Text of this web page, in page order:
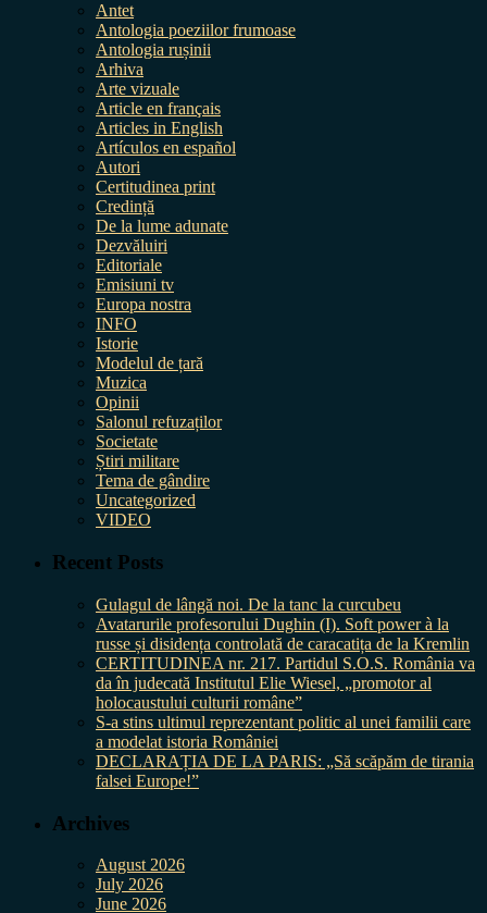
Antet
Antologia poeziilor frumoase
Antologia rușinii
Arhiva
Arte vizuale
Article en français
Articles in English
Artículos en español
Autori
Certitudinea print
Credință
De la lume adunate
Dezvăluiri
Editoriale
Emisiuni tv
Europa nostra
INFO
Istorie
Modelul de țară
Muzica
Opinii
Salonul refuzaților
Societate
Știri militare
Tema de gândire
Uncategorized
VIDEO
Recent Posts
Gulagul de lângă noi. De la tanc la curcubeu
Avatarurile profesorului Dughin (I). Soft power à la
russe și disidența controlată de caracatița de la Kremlin
CERTITUDINEA nr. 217. Partidul S.O.S. România va
da în judecată Institutul Elie Wiesel, „promotor al
holocaustului culturii române”
S-a stins ultimul reprezentant politic al unei familii care
a modelat istoria României
DECLARAȚIA DE LA PARIS: „Să scăpăm de tirania
falsei Europe!”
Archives
August 2026
July 2026
June 2026